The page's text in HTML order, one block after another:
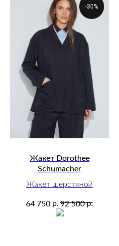
-30%
Жакет Dorothee
Schumacher
Жакет шерстяной
64 750 р. 92 500 р.